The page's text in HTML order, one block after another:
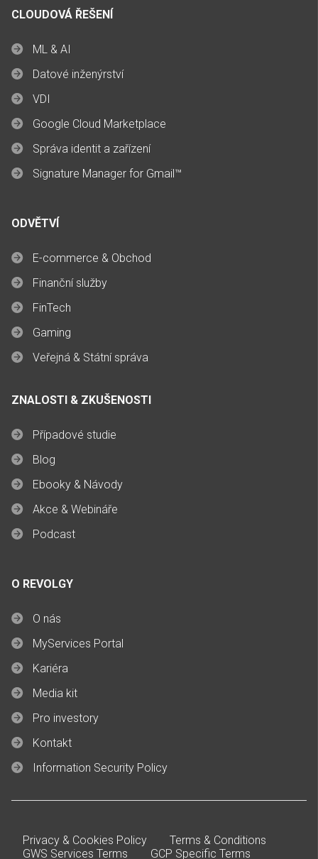
CLOUDOVÁ ŘEŠENÍ
ML & AI
Datové inženýrství
VDI
Google Cloud Marketplace
Správa identit a zařízení
Signature Manager for Gmail™
ODVĚTVÍ
E-commerce & Obchod
Finanční služby
FinTech
Gaming
Veřejná & Státní správa
ZNALOSTI & ZKUŠENOSTI
Případové studie
Blog
Ebooky & Návody
Akce & Webináře
Podcast
O REVOLGY
O nás
MyServices Portal
Kariéra
Media kit
Pro investory
Kontakt
Information Security Policy
Privacy & Cookies Policy
Terms & Conditions
GWS Services Terms
GCP Specific Terms